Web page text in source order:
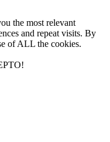
the most relevant
and repeat visits. By
of ALL the cookies.